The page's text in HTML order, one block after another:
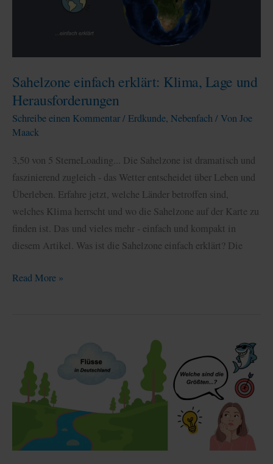
Sahelzone einfach erklärt: Klima, Lage und
Herausforderungen
Schreibe einen Kommentar/ Erdkunde, Nebenfach/ VonJoe
Maack
3,50 von 5 SterneLoading... Die Sahelzone ist dramatisch und
faszinierend zugleich - das Wetter entscheidet über Leben und
Überleben. Erfahre jetzt, welche Länder betroffen sind,
welches Klima herrscht und wo die Sahelzone auf der Karte zu
finden ist. Das und vieles mehr - einfach und kompakt in
diesem Artikel. Was ist die Sahelzone einfach erklärt? Die
Sahelzone
Herausforderungen
Read More »